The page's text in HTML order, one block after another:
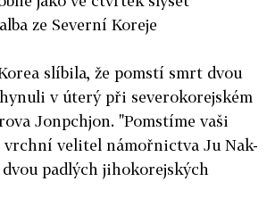
ze Severní Koreje
slíbila, že pomstí smrt dvou
v úterý při severokorejském
Jonpchjon. "Pomstíme vaši
velitel námořnictva Ju Nak-
padlých jihokorejských